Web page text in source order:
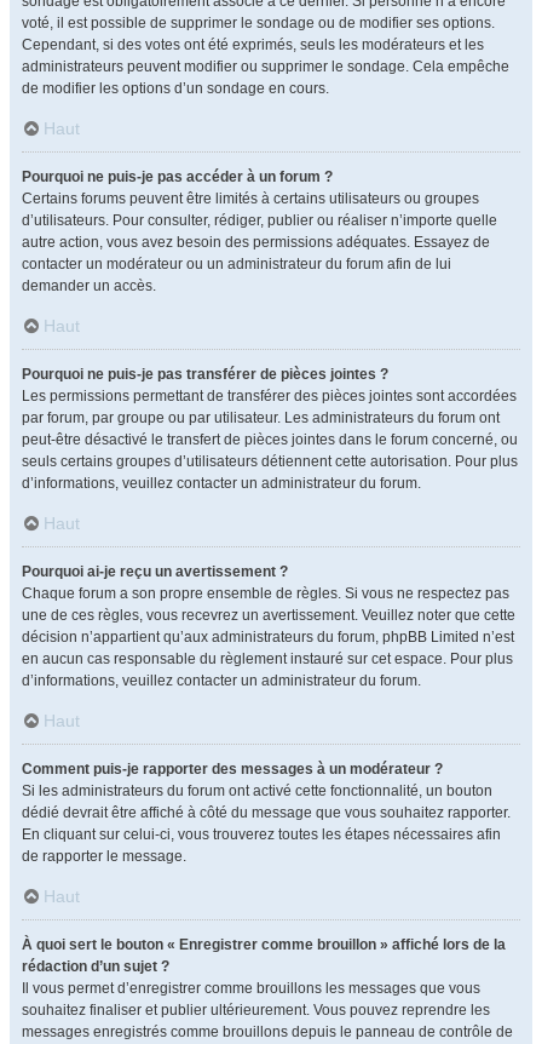
voté, il est possible de supprimer le sondage ou de modifier ses options.
Cependant, si des votes ont été exprimés, seuls les modérateurs et les
administrateurs peuvent modifier ou supprimer le sondage. Cela empêche
de modifier les options d’un sondage en cours.
Haut
Pourquoi ne puis-je pas accéder à un forum ?
Certains forums peuvent être limités à certains utilisateurs ou groupes
d’utilisateurs. Pour consulter, rédiger, publier ou réaliser n’importe quelle
autre action, vous avez besoin des permissions adéquates. Essayez de
contacter un modérateur ou un administrateur du forum afin de lui
demander un accès.
Haut
Pourquoi ne puis-je pas transférer de pièces jointes ?
Les permissions permettant de transférer des pièces jointes sont accordées
par forum, par groupe ou par utilisateur. Les administrateurs du forum ont
peut-être désactivé le transfert de pièces jointes dans le forum concerné, ou
seuls certains groupes d’utilisateurs détiennent cette autorisation. Pour plus
d’informations, veuillez contacter un administrateur du forum.
Haut
Pourquoi ai-je reçu un avertissement ?
Chaque forum a son propre ensemble de règles. Si vous ne respectez pas
une de ces règles, vous recevrez un avertissement. Veuillez noter que cette
décision n’appartient qu’aux administrateurs du forum, phpBB Limited n’est
en aucun cas responsable du règlement instauré sur cet espace. Pour plus
d’informations, veuillez contacter un administrateur du forum.
Haut
Comment puis-je rapporter des messages à un modérateur ?
Si les administrateurs du forum ont activé cette fonctionnalité, un bouton
dédié devrait être affiché à côté du message que vous souhaitez rapporter.
En cliquant sur celui-ci, vous trouverez toutes les étapes nécessaires afin
de rapporter le message.
Haut
À quoi sert le bouton « Enregistrer comme brouillon » affiché lors de la
rédaction d’un sujet ?
Il vous permet d’enregistrer comme brouillons les messages que vous
souhaitez finaliser et publier ultérieurement. Vous pouvez reprendre les
messages enregistrés comme brouillons depuis le panneau de contrôle de